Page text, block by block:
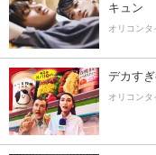
キュン
オリコンタ
デカす
オリコンタ